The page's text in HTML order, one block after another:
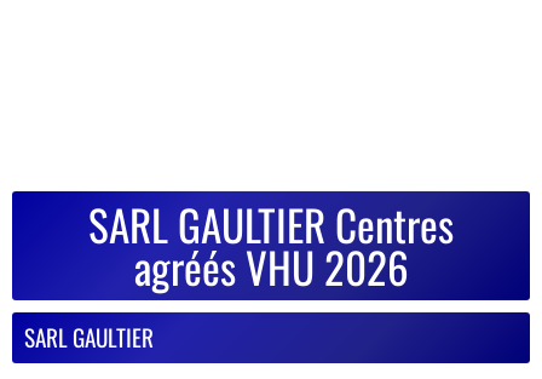
SARL GAULTIER Centres
agréés VHU 2026
SARL GAULTIER